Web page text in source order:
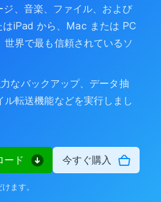
、音楽、ファイル、および
iPad から、Mac または PC
世界で最も信頼されているソ
なバックアップ、データ抽
ル転送機能などを実行しまし
ード 今すぐ購入
ます。